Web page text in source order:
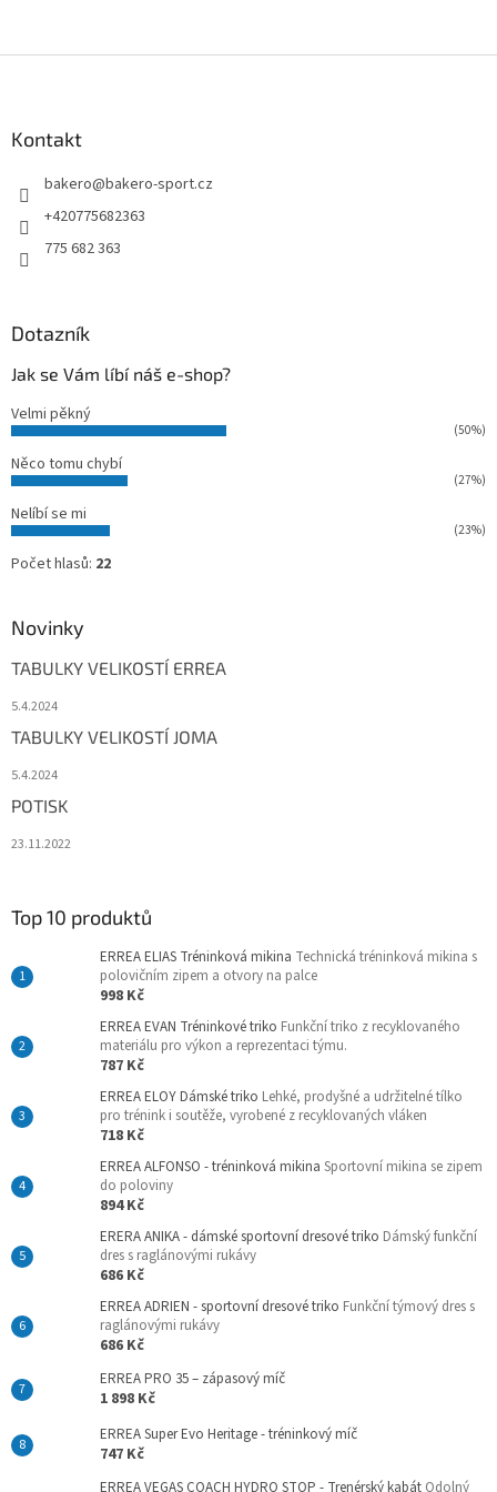
Kontakt
bakero@bakero-sport.cz
+420775682363
775 682 363
Dotazník
Jak se Vám líbí náš e-shop?
Velmi pěkný
(50%)
Něco tomu chybí
(27%)
Nelíbí se mi
(23%)
Počet hlasů: 22
Novinky
TABULKY VELIKOSTÍ ERREA
5.4.2024
TABULKY VELIKOSTÍ JOMA
5.4.2024
POTISK
23.11.2022
Top 10 produktů
ERREA ELIAS Tréninková mikina Technická tréninková mikina s
polovičním zipem a otvory na palce
998 Kč
ERREA EVAN Tréninkové triko Funkční triko z recyklovaného
materiálu pro výkon a reprezentaci týmu.
787 Kč
ERREA ELOY Dámské triko Lehké, prodyšné a udržitelné tílko
pro trénink i soutěže, vyrobené z recyklovaných vláken
718 Kč
ERREA ALFONSO - tréninková mikina Sportovní mikina se zipem
do poloviny
894 Kč
ERERA ANIKA - dámské sportovní dresové triko Dámský funkční
dres s raglánovými rukávy
686 Kč
ERREA ADRIEN - sportovní dresové triko Funkční týmový dres s
raglánovými rukávy
686 Kč
ERREA PRO 35 – zápasový míč
1 898 Kč
ERREA Super Evo Heritage - tréninkový míč
747 Kč
ERREA VEGAS COACH HYDRO STOP - Trenérský kabát Odolný